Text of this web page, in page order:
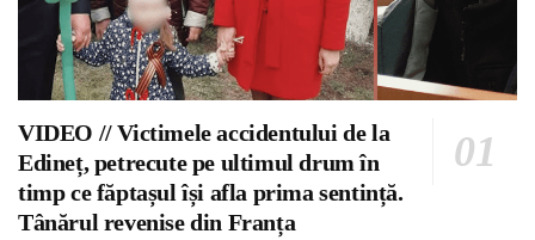
VIDEO // Victimele accidentului de la
Edineț, petrecute pe ultimul drum în
timp ce făptașul își afla prima sentință.
Tânărul revenise din Franța